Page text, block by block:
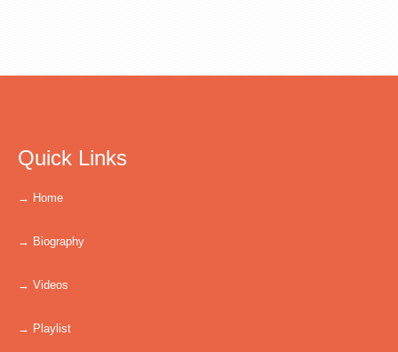
Quick Links
→ Home
→ Biography
→ Videos
→ Playlist